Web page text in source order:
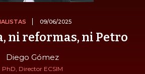
09/06/2025
ni reformas, ni Petro
Diego Gómez
PhD, Director ECSIM